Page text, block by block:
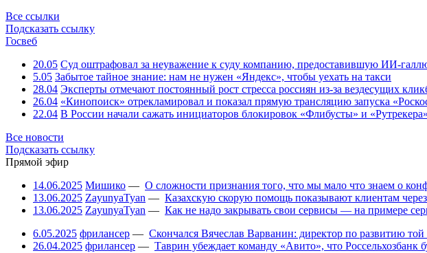
Все ссылки
Подсказать ссылку
Госвеб
20.05 Суд оштрафовал за неуважение к суду компанию, предоставившую ИИ-
5.05 Забытое тайное знание: нам не нужен «Яндекс», чтобы уехать на такси
28.04 Эксперты отмечают постоянный рост стресса россиян из-за вездесущих
26.04 «Кинопоиск» отрекламировал и показал прямую трансляцию запуска
22.04 В России начали сажать инициаторов блокировок «Флибусты» и «Рутрекера»
Все новости
Подсказать ссылку
Прямой эфир
14.06.2025 Мишико — О сложности признания того, что мы мало что знаем о
13.06.2025 ZayunyaTyan — Казахскую скорую помощь показывают клиентам
13.06.2025 ZayunyaTyan — Как не надо закрывать свои сервисы — на примере
6.05.2025 фрилансер — Скончался Вячеслав Варванин: директор по развитию
26.04.2025 фрилансер — Таврин убеждает команду «Авито», что